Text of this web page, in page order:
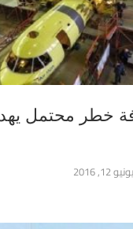
خطر محتمل
12, 2016